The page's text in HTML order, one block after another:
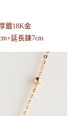
鍍18K金
延長鍊7cm